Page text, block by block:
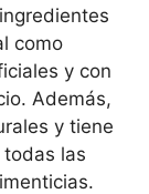
como
y con
Además,
y tiene
las